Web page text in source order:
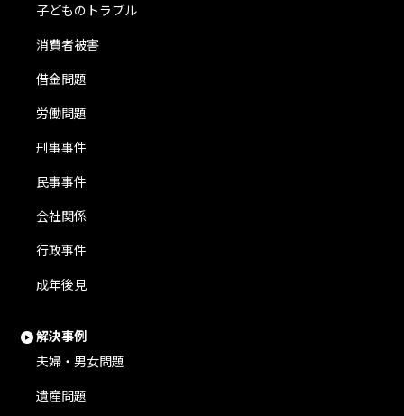
子どものトラブル
消費者被害
借金問題
労働問題
刑事事件
民事事件
会社関係
行政事件
成年後見
解決事例
夫婦・男女問題
遺産問題